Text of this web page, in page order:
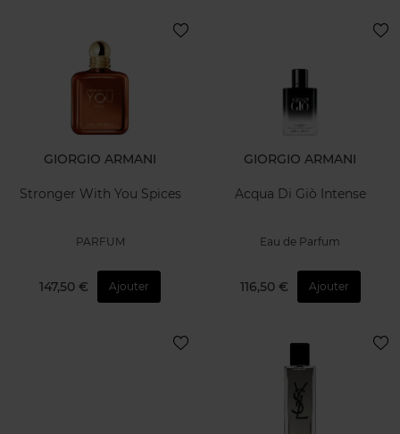
GIORGIO ARMANI
Stronger With You Spices
PARFUM
147,50 € Ajouter
GIORGIO ARMANI
Acqua Di Giò Intense
Eau de Parfum
116,50 € Ajouter